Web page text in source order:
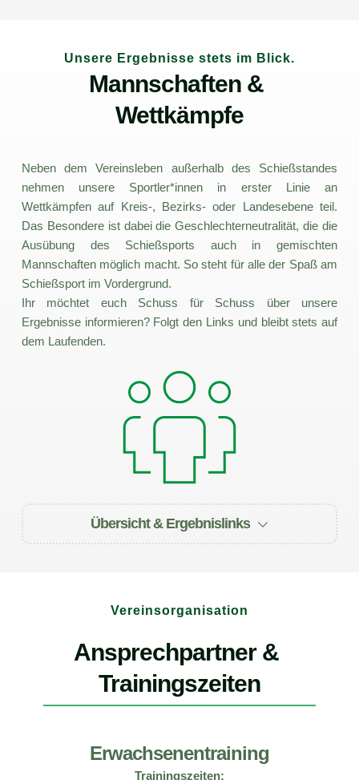
Unsere Ergebnisse stets im Blick.
Mannschaften &
Wettkämpfe
Neben dem Vereinsleben außerhalb des Schießstandes
nehmen unsere Sportler*innen in erster Linie an
Wettkämpfen auf Kreis-, Bezirks- oder Landesebene teil.
Das Besondere ist dabei die Geschlechterneutralität, die die
Ausübung des Schießsports auch in gemischten
Mannschaften möglich macht. So steht für alle der Spaß am
Schießsport im Vordergrund.
Ihr möchtet euch Schuss für Schuss über unsere
Ergebnisse informieren? Folgt den Links und bleibt stets auf
dem Laufenden.
Übersicht & Ergebnislinks
1. LP Ligamannschaft
Westfalenliga
Vereinsorganisation
Ansprechpartner &
Trainingszeiten
Erwachsenentraining
Trainingszeiten: